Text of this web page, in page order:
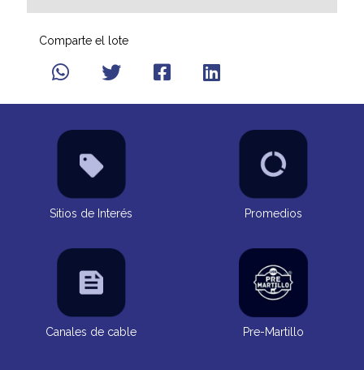
Comparte el lote
Sitios de Interés Promedios
Canales de cable Pre-Martillo